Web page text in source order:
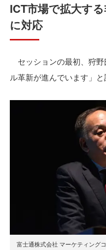
ICT市場で拡大す
に対応
セッションの最初、狩
ル革新が進んでいます」と
富士通株式会社 マーケティング